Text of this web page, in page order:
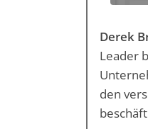
Derek
Leader
den